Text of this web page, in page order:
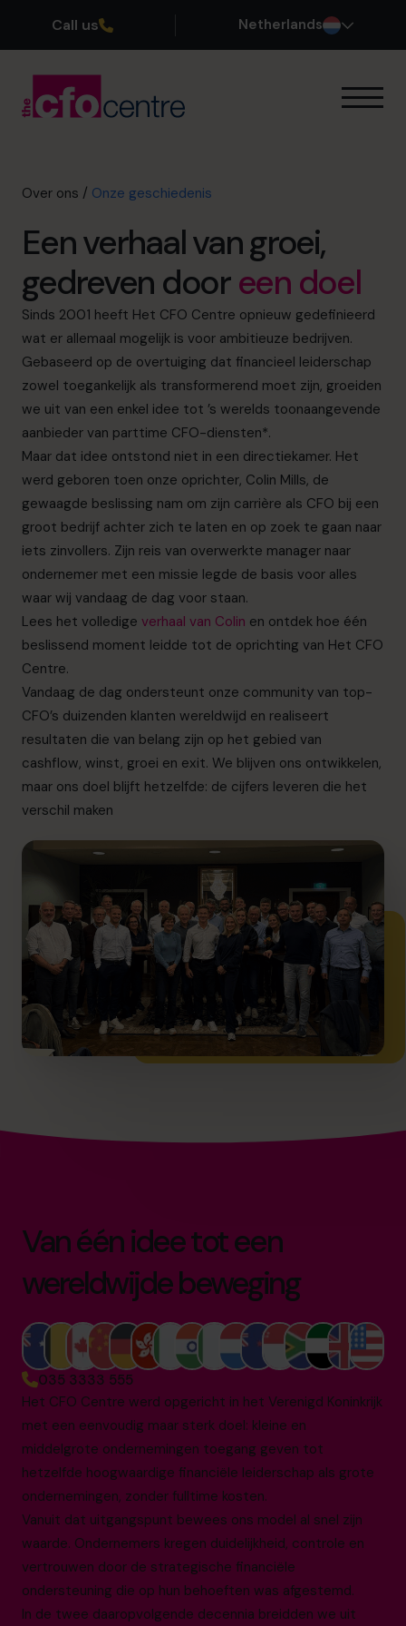
Call us Netherlands
Onze CFOs
Over ons
Onze Oprichter
Waarom voor ons kiezen?
Ons Leiderschapsteam
Onze geschiedenis
Word lid van ons team
Plan een kennismakingsgesprek
035 3333 555
info.nl@cfocentre.com
Over ons / Onze geschiedenis
Een verhaal van groei,
gedreven dooreen doel
Sinds 2001 heeft Het CFO Centre opnieuw gedefinieerd
wat er allemaal mogelijk is voor ambitieuze bedrijven.
Gebaseerd op de overtuiging dat financieel leiderschap
zowel toegankelijk als transformerend moet zijn, groeiden
we uit van een enkel idee tot ’s werelds toonaangevende
aanbieder van parttime CFO-diensten*.
Maar dat idee ontstond niet in een directiekamer. Het
werd geboren toen onze oprichter, Colin Mills, de
gewaagde beslissing nam om zijn carrière als CFO bij een
groot bedrijf achter zich te laten en op zoek te gaan naar
iets zinvollers. Zijn reis van overwerkte manager naar
ondernemer met een missie legde de basis voor alles
waar wij vandaag de dag voor staan.
Lees het volledige verhaal van Colin en ontdek hoe één
beslissend moment leidde tot de oprichting van Het CFO
Centre.
Vandaag de dag ondersteunt onze community van top-
CFO’s duizenden klanten wereldwijd en realiseert
resultaten die van belang zijn op het gebied van
cashflow, winst, groei en exit. We blijven ons ontwikkelen,
maar ons doel blijft hetzelfde: de cijfers leveren die het
verschil maken
Van één idee tot een
wereldwijde beweging
035 3333 555
Het CFO Centre werd opgericht in het Verenigd Koninkrijk
met een eenvoudig maar sterk doel: kleine en
middelgrote ondernemingen toegang geven tot
hetzelfde hoogwaardige financiële leiderschap als grote
ondernemingen, zonder fulltime kosten.
Vanuit dat uitgangspunt bewees ons model al snel zijn
waarde. Ondernemers kregen duidelijkheid, controle en
vertrouwen door de strategische financiële
ondersteuning die op hun behoeften was afgestemd.
In de twee daaropvolgende decennia breidden we uit